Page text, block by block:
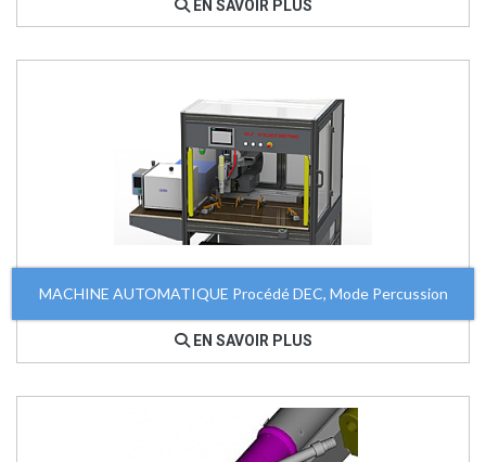
EN SAVOIR PLUS
MACHINE AUTOMATIQUE Procédé DEC, Mode Percussion
EN SAVOIR PLUS